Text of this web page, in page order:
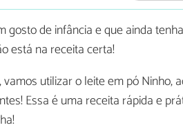
de infância e que ainda
está na receita certa!
, vamos utilizar o leite em pó Ninho,
Essa é uma receita rápida e